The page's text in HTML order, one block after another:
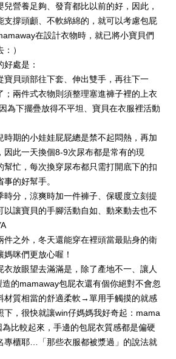
營養足夠、發育都比以前的好，因此，
支撐頭顱、不軟綿綿的，就可以考慮包屁
在設計衣物時，就已將小寶貝們
）
處是：
寶貝頭部往下套、伸出雙手，再往下一
；兩件式衣物則須整理塞進褲子裡的上衣
為下擺疊放得不平坦、寶貝在衣服裡活動
時期的小娃娃屁屁總是禁不起悶熱，再加
因此一天換個8-9次尿布都是常有的現
幫忙，每次換穿尿布都只需打開底下的扣
的好幫手。
時分，涼爽時加一件褲子、保暖度立刻提
以讓寶貝的手腳活動自如、動來動去也不
件之外，冬天還能穿在裡頭當最貼身的衛
咪們更放心喔！
衣放眼望去滿滿是，除了產地不一、讓人
的mamaway包屁衣還有個你絕對不會忽
材質相當的舒適柔軟→單用手觸摸的就感
下，很快就讓win仔媽媽我好奇起：mama
比較起來，手邊的包屁衣質感都是偏硬
專櫃耶…「那些衣服都被漿過」的說法就